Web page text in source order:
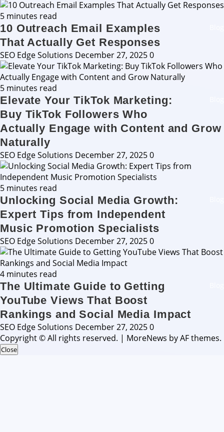
5 minutes read
10 Outreach Email Examples
That Actually Get Responses
SEO Edge Solutions December 27, 20250
5 minutes read
Elevate Your TikTok Marketing:
Buy TikTok Followers Who
Actually Engage with Content and Grow
Naturally
SEO Edge Solutions December 27, 20250
5 minutes read
Unlocking Social Media Growth:
Expert Tips from Independent
Music Promotion Specialists
SEO Edge Solutions December 27, 20250
4 minutes read
The Ultimate Guide to Getting
YouTube Views That Boost
Rankings and Social Media Impact
SEO Edge Solutions December 27, 20250
Copyright © All rights reserved. | MoreNews by AF themes.
Close